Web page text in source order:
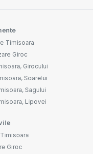
Timisoara
Giroc
Girocului
Soarelui
Sagului
Lipovei
Giroc